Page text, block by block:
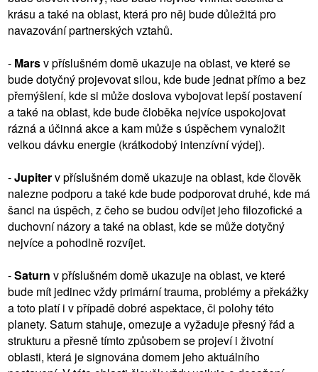
krásu a také na oblast, která pro něj bude důležitá pro
navazování partnerských vztahů.
- Marsv příslušném domě ukazuje na oblast, ve které se
bude dotyčný projevovat silou, kde bude jednat přímo a bez
přemýšlení, kde si může doslova vybojovat lepší postavení
a také na oblast, kde bude čloběka nejvíce uspokojovat
rázná a účinná akce a kam může s úspěchem vynaložit
velkou dávku energie (krátkodobý intenzívní výdej).
-Jupiterv příslušném domě ukazuje na oblast, kde člověk
nalezne podporu a také kde bude podporovat druhé, kde má
šanci na úspěch, z čeho se budou odvíjet jeho filozofické a
duchovní názory a také na oblast, kde se může dotyčný
nejvíce a pohodlně rozvíjet.
-Saturn v příslušném domě ukazuje na oblast, ve které
bude mít jedinec vždy primární trauma, problémy a překážky
a toto platí i v případě dobré aspektace, či polohy této
planety. Saturn stahuje, omezuje a vyžaduje přesný řád a
strukturu a přesně tímto způsobem se projeví i životní
oblasti, která je signována domem jeho aktuálního